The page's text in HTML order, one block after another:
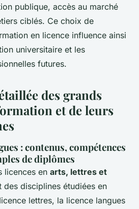
publique, accès au marché
ciblés. Ce choix de
en licence influence ainsi
universitaire et les
futures.
des grands
et de leurs
: contenus, compétences
de diplômes
licences en arts, lettres et
des disciplines étudiées en
lettres, la licence langues